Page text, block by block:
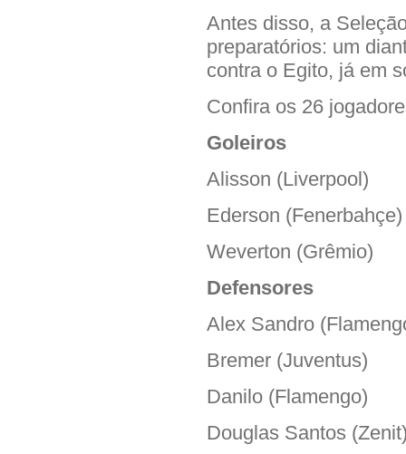
Antes disso, a
preparatórios: um
contra o Egito, já em
Confira os 26
Goleiros
Alisson (Liverpool)
Ederson (Fenerbahçe)
Weverton (Grêmio)
Defensores
Alex Sandro
Bremer (Juventus)
Danilo (Flamengo)
Douglas Santos